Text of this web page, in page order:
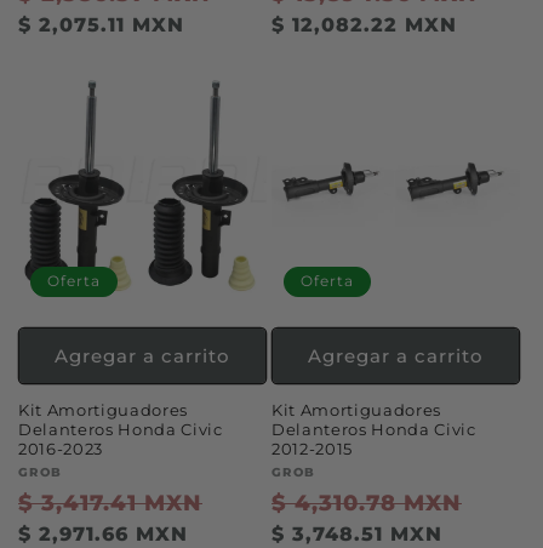
habitual
$ 2,075.11 MXN
habitual
$ 12,082.22 MXN
Oferta
Kit Amortiguadores
Delanteros Honda Civic
2016-2023
Proveedor:
GROB
Precio
habitual
$ 3,417.41 MXN
Precio
$ 2,971.66 MXN
Agregar a carrito
Oferta
Kit Amortiguadores
Delanteros Honda Civic
2012-2015
Proveedor:
GROB
Precio
habitual
$ 4,310.78 MXN
$ 3,748.51 MXN
Agregar a carrito